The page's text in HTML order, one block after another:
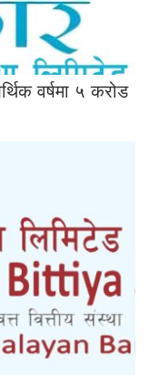
वर्षमा ५ करोड